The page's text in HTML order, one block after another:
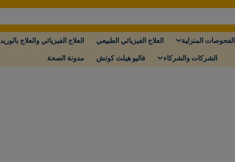
الفحوصات المنزلية العلاج الفيزيائي الطبيعي العلاج الفيزيائي والعلاج بالوريد
الشركات والشركاء
فاليو هيلث كوتش مدونة الصحة